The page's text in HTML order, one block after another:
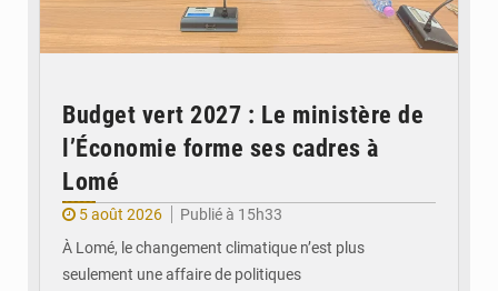
Budget vert 2027 : Le ministère de
l’Économie forme ses cadres à
Lomé
5 août 2026
Publié à 15h33
À Lomé, le changement climatique n’est plus
seulement une affaire de politiques